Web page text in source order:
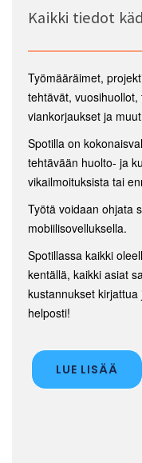
Kaikki tiedot
Työmääräimet,
tehtävät,
viankorjaukset ja
Spotilla on
tehtävään huolto- ja
vikailmoituksista tai
Työtä voidaan ohjata
mobiilisovelluksella.
Spotillassa kaikki
kentällä, kaikki asiat
kustannukset
helposti!
LUE LISÄÄ